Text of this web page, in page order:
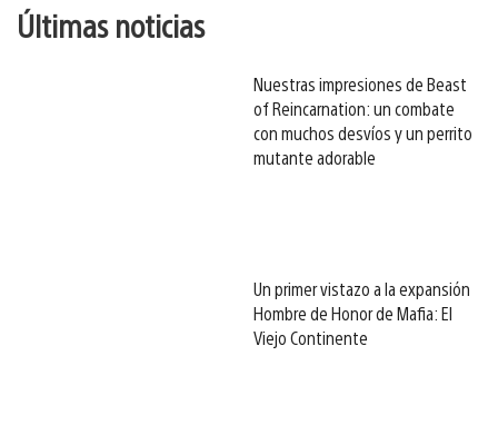
Últimas noticias
Nuestras impresiones de Beast
of Reincarnation: un combate
con muchos desvíos y un perrito
mutante adorable
Un primer vistazo a la expansión
Hombre de Honor de Mafia: El
Viejo Continente